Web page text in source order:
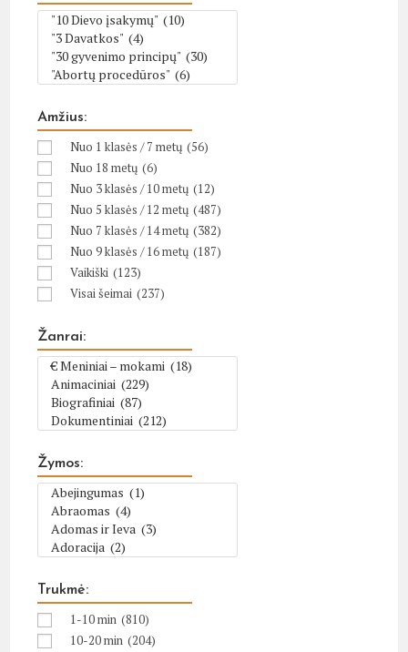
Amžius:
Nuo 1 klasės / 7 metų (56)
Nuo 18 metų (6)
Nuo 3 klasės / 10 metų (12)
Nuo 5 klasės / 12 metų (487)
Nuo 7 klasės / 14 metų (382)
Nuo 9 klasės / 16 metų (187)
Vaikiški (123)
Visai šeimai (237)
Žanrai:
Žymos:
Trukmė:
1-10 min (810)
10-20 min (204)